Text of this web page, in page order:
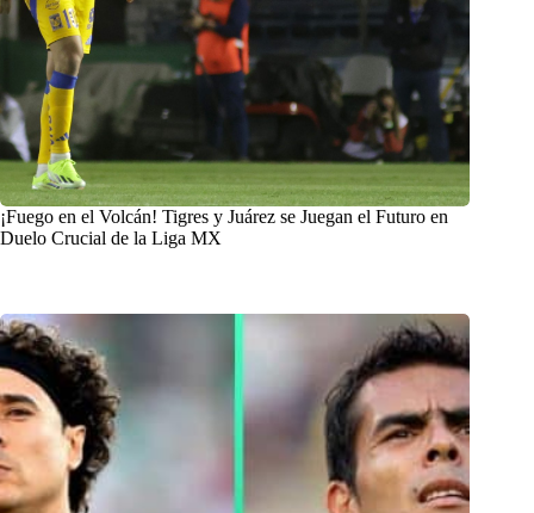
¡Fuego en el Volcán! Tigres y Juárez se Juegan el Futuro en
Duelo Crucial de la Liga MX